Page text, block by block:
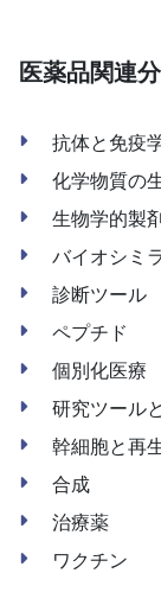
医薬品関連
抗体と免疫
化学物質の
生物学的製
バイオシミ
診断ツール
ペプチド
個別化医療
研究ツール
幹細胞と再
合成
治療薬
ワクチン